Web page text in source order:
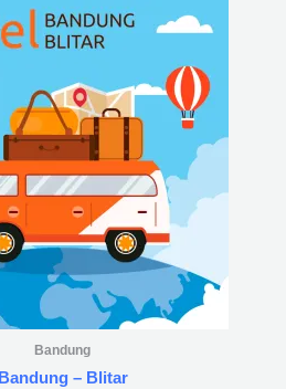
Bandung
Bandung – Blitar